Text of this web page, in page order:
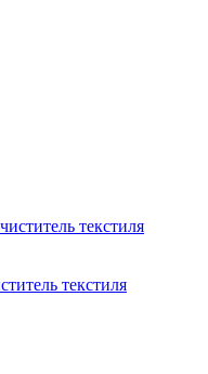
текстиля